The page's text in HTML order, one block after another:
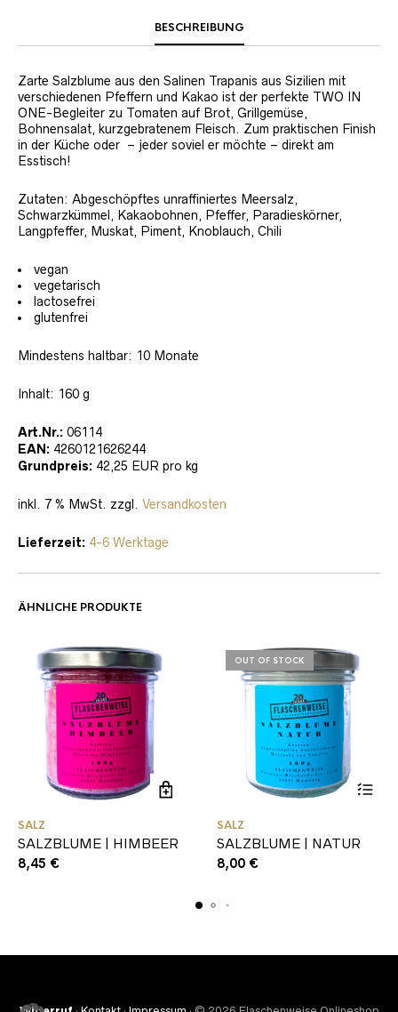
BESCHREIBUNG
Zarte Salzblume aus den Salinen Trapanis aus Sizilien mit
verschiedenen Pfeffern und Kakao ist der perfekte TWO IN
ONE-Begleiter zu Tomaten auf Brot, Grillgemüse,
Bohnensalat, kurzgebratenem Fleisch. Zum praktischen Finish
in der Küche oder – jeder soviel er möchte – direkt am
Esstisch!
Zutaten: Abgeschöpftes unraffiniertes Meersalz,
Schwarzkümmel, Kakaobohnen, Pfeffer, Paradieskörner,
Langpfeffer, Muskat, Piment, Knoblauch, Chili
vegan
vegetarisch
lactosefrei
glutenfrei
Mindestens haltbar: 10 Monate
Inhalt: 160 g
Art.Nr.: 06114
EAN: 4260121626244
Grundpreis: 42,25 EUR pro kg
inkl. 7 % MwSt. zzgl. Versandkosten
Lieferzeit: 4-6 Werktage
ÄHNLICHE PRODUKTE
SALZ
SALZBLUME | HIMBEER
8,45 €
OUT OF STOCK
SALZ
SALZBLUME | NATUR
8,00 €